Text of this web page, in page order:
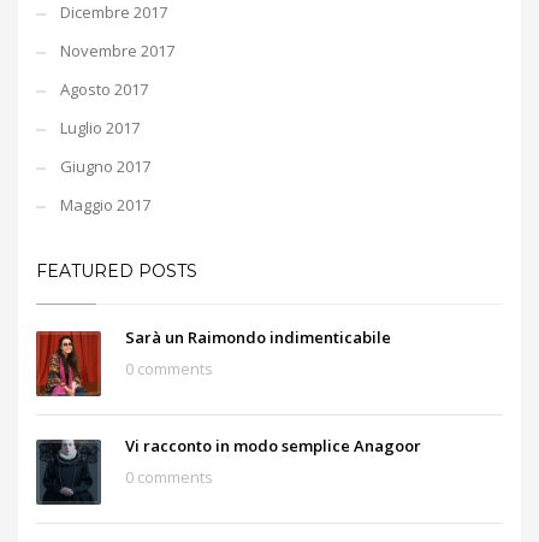
Dicembre 2017
Novembre 2017
Agosto 2017
Luglio 2017
Giugno 2017
Maggio 2017
FEATURED POSTS
Sarà un Raimondo indimenticabile
0 comments
Vi racconto in modo semplice Anagoor
0 comments